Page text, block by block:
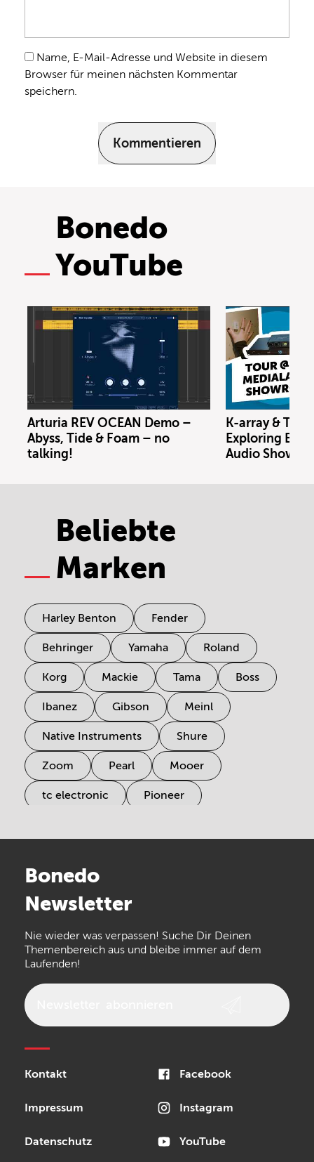
Name, E-Mail-Adresse und Website in diesem
Browser für meinen nächsten Kommentar
speichern.
Kommentieren
Bonedo
YouTube
Arturia REV OCEAN Demo –
Abyss, Tide & Foam – no
talking!
K-array &
Exploring
Audio
Beliebte
Marken
Harley Benton Fender
Behringer Yamaha Roland
Korg Mackie Tama Boss
Ibanez Gibson Meinl
Native Instruments Shure
Zoom Pearl Mooer
tc electronic Pioneer
Arturia
the t.bone
Walrus Audio Epiphone
Bonedo
Newsletter
Nie wieder was verpassen! Suche Dir Deinen
Themenbereich aus und bleibe immer auf dem
Laufenden!
Kontakt
Impressum
Datenschutz
Facebook
Instagram
YouTube